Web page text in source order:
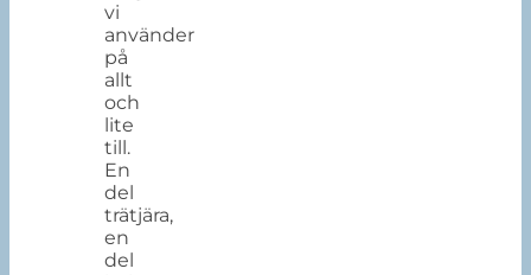
vi
använder
på
allt
och
lite
till.
En
del
trätjära,
en
del